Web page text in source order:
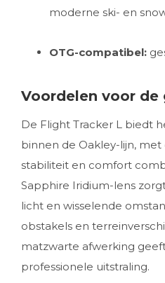
moderne ski- en
OTG-compatibel:
Voordelen voor de
De Flight Tracker L biedt
binnen de Oakley-lijn,
stabiliteit en comfort
Sapphire Iridium-lens
licht en wisselende
obstakels en
matzwarte afwerking
professionele uitstraling.